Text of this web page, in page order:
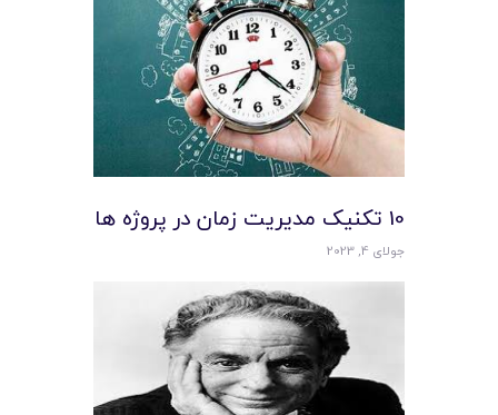
10 تکنیک مدیریت زمان در پروژه ها
جولای 4, 2023